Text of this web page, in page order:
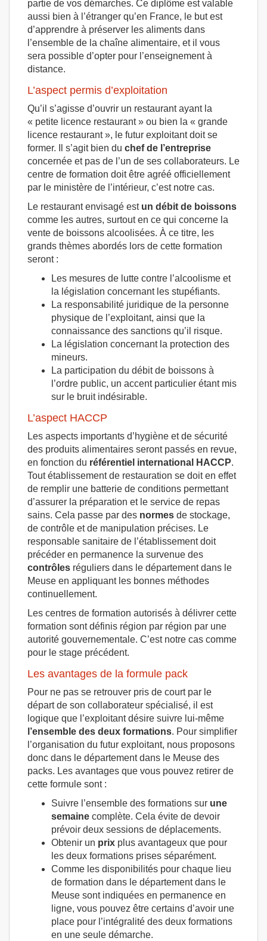
partie de vos démarches. Ce diplôme est valable
aussi bien à l’étranger qu’en France, le but est
d’apprendre à préserver les aliments dans
l’ensemble de la chaîne alimentaire, et il vous
sera possible d’opter pour l’enseignement à
distance.
L’aspect permis d’exploitation
Qu’il s’agisse d’ouvrir un restaurant ayant la
« petite licence restaurant » ou bien la « grande
licence restaurant », le futur exploitant doit se
former. Il s’agit bien du chef de l’entreprise
concernée et pas de l’un de ses collaborateurs. Le
centre de formation doit être agréé officiellement
par le ministère de l’intérieur, c’est notre cas.
Le restaurant envisagé est un débit de boissons
comme les autres, surtout en ce qui concerne la
vente de boissons alcoolisées. À ce titre, les
grands thèmes abordés lors de cette formation
seront :
Les mesures de lutte contre l’alcoolisme et
la législation concernant les stupéfiants.
La responsabilité juridique de la personne
physique de l’exploitant, ainsi que la
connaissance des sanctions qu’il risque.
La législation concernant la protection des
mineurs.
La participation du débit de boissons à
l’ordre public, un accent particulier étant mis
sur le bruit indésirable.
L’aspect HACCP
Les aspects importants d’hygiène et de sécurité
des produits alimentaires seront passés en revue,
en fonction du référentiel international HACCP.
Tout établissement de restauration se doit en effet
de remplir une batterie de conditions permettant
d’assurer la préparation et le service de repas
sains. Cela passe par des normes de stockage,
de contrôle et de manipulation précises. Le
responsable sanitaire de l’établissement doit
précéder en permanence la survenue des
contrôles réguliers dans le département dans le
Meuse en appliquant les bonnes méthodes
continuellement.
Les centres de formation autorisés à délivrer cette
formation sont définis région par région par une
autorité gouvernementale. C’est notre cas comme
pour le stage précédent.
Les avantages de la formule pack
Pour ne pas se retrouver pris de court par le
départ de son collaborateur spécialisé, il est
logique que l’exploitant désire suivre lui-même
l’ensemble des deux formations. Pour simplifier
l’organisation du futur exploitant, nous proposons
donc dans le département dans le Meuse des
packs. Les avantages que vous pouvez retirer de
cette formule sont :
Suivre l’ensemble des formations sur une
semaine complète. Cela évite de devoir
prévoir deux sessions de déplacements.
Obtenir un prix plus avantageux que pour
les deux formations prises séparément.
Comme les disponibilités pour chaque lieu
de formation dans le département dans le
Meuse sont indiquées en permanence en
ligne, vous pouvez être certains d’avoir une
place pour l’intégralité des deux formations
en une seule démarche.